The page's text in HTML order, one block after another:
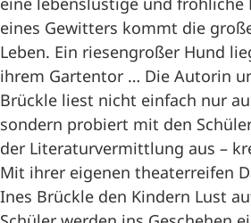
eines Gewitters kommt die
Leben. Ein riesengroßer Hund
ihrem Gartentor … Die Autorin
Brückle liest nicht einfach nur
sondern probiert mit den
der Literaturvermittlung aus –
Mit ihrer eigenen theaterreifen
Ines Brückle den Kindern Lust